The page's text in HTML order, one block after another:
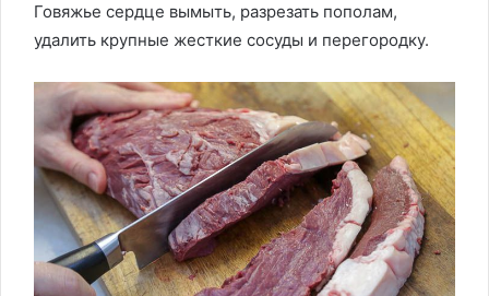
Говяжье сердце вымыть, разрезать пополам,
удалить крупные жесткие сосуды и перегородку.